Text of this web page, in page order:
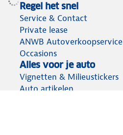
Regel het snel
Service & Contact
Private lease
ANWB Autoverkoopservice
Occasions
Alles voor je auto
Vignetten & Milieustickers
Auto artikelen